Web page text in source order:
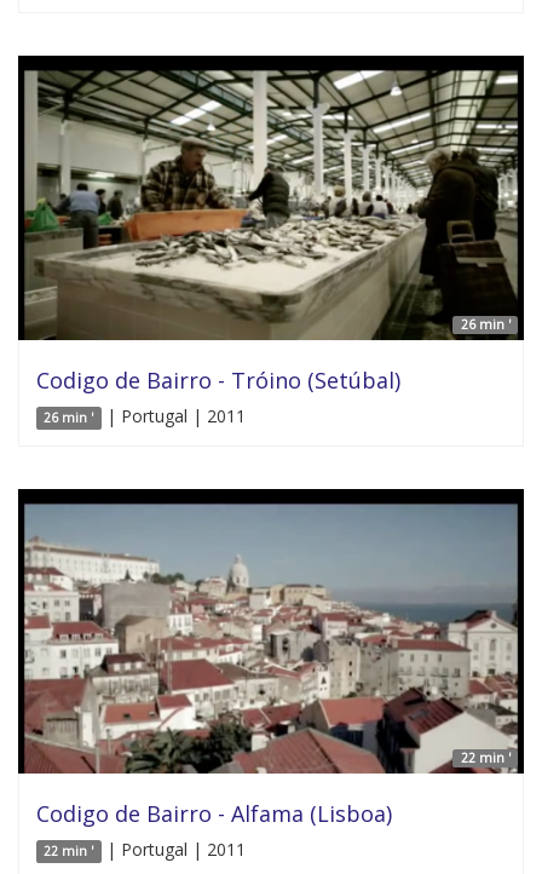
26 min '
Codigo de Bairro - Tróino (Setúbal)
26 min ' | Portugal | 2011
22 min '
Codigo de Bairro - Alfama (Lisboa)
22 min ' | Portugal | 2011